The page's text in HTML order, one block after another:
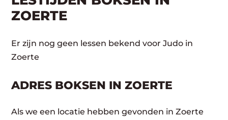
ZOERTE
Er zijn nog geen lessen bekend voor Judo in
Zoerte
ADRES BOKSEN IN ZOERTE
Als we een locatie hebben gevonden in Zoerte